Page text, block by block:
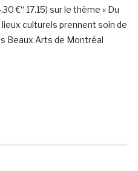
€“ 17.15) sur le thème « Du
culturels prennent soin de
Beaux Arts de Montréal